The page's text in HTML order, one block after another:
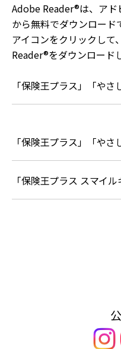
Adobe Reader®は、ア
から無料でダウンロード
アイコンをクリックし
Reader®をダウンロード
「保険王プラス」「やさ
「保険王プラス」「やさ
「保険王プラス スマイ